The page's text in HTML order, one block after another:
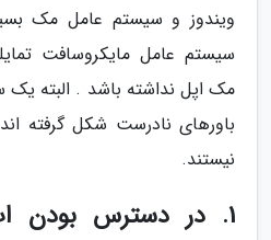
ویندوز و سیستم عامل مک
سیستم عامل مایکروسافت
مک اپل نداشته باشد . البته یک
باورهای نادرست شکل گرفته
نیستند.
1. در دسترس بودن